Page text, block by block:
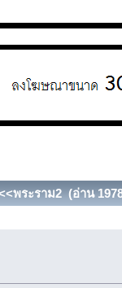
พระราม2 (อ่าน